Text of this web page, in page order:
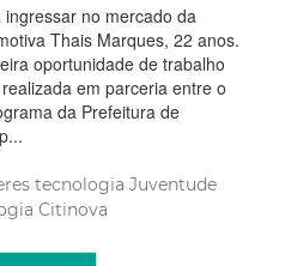
no mercado da
Thais Marques, 22 anos.
oportunidade de trabalho
em parceria entre o
da Prefeitura de
tecnologia Juventude
Citinova